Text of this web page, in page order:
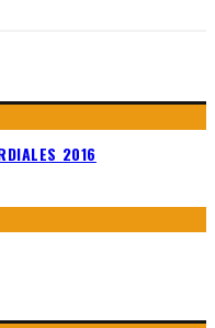
2016